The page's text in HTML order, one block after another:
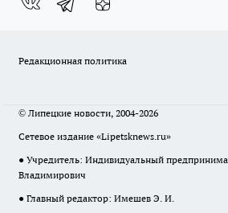
Редакционная политика
© Липецкие новости, 2004-2026
Сетевое издание «Lipetsknews.ru»
● Учредитель: Индивидуальный
Владимирович
● Главный редактор: Имешев Э. И.